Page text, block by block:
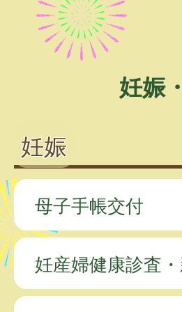
妊娠
妊娠
母子手帳交付
妊産婦健康診査